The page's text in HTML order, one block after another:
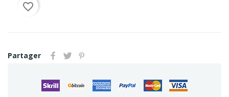
favorite_border
Partager